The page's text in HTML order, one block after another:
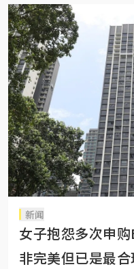
新闻
女子抱怨多次申
非完美但已是最合